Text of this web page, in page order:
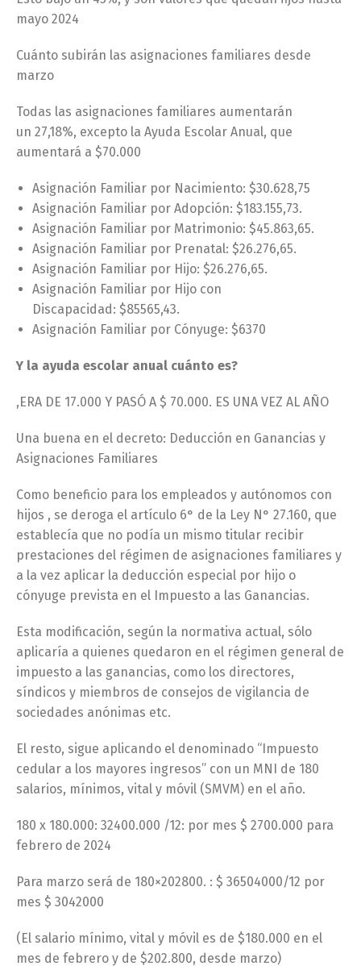
mayo 2024
Cuánto subirán las asignaciones familiares desde
marzo
Todas las asignaciones familiares aumentarán
un 27,18%, excepto la Ayuda Escolar Anual, que
aumentará a $70.000
Asignación Familiar por Nacimiento: $30.628,75
Asignación Familiar por Adopción: $183.155,73.
Asignación Familiar por Matrimonio: $45.863,65.
Asignación Familiar por Prenatal: $26.276,65.
Asignación Familiar por Hijo: $26.276,65.
Asignación Familiar por Hijo con
Discapacidad: $85565,43.
Asignación Familiar por Cónyuge: $6370
Y la ayuda escolar anual cuánto es?
,ERA DE 17.000 Y PASÓ A $ 70.000. ES UNA VEZ AL AÑO
Una buena en el decreto: Deducción en Ganancias y
Asignaciones Familiares
Como beneficio para los empleados y autónomos con
hijos , se deroga el artículo 6° de la Ley N° 27.160, que
establecía que no podía un mismo titular recibir
prestaciones del régimen de asignaciones familiares y
a la vez aplicar la deducción especial por hijo o
cónyuge prevista en el Impuesto a las Ganancias.
Esta modificación, según la normativa actual, sólo
aplicaría a quienes quedaron en el régimen general de
impuesto a las ganancias, como los directores,
síndicos y miembros de consejos de vigilancia de
sociedades anónimas etc.
El resto, sigue aplicando el denominado “Impuesto
cedular a los mayores ingresos” con un MNI de 180
salarios, mínimos, vital y móvil (SMVM) en el año.
180 x 180.000: 32400.000 /12: por mes $ 2700.000 para
febrero de 2024
Para marzo será de 180×202800. : $ 36504000/12 por
mes $ 3042000
(El salario mínimo, vital y móvil es de $180.000 en el
mes de febrero y de $202.800, desde marzo)